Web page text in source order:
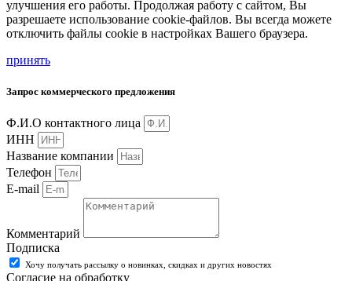
улучшения его работы. Продолжая работу с сайтом, Вы
разрешаете использование cookie-файлов. Вы всегда можете
отключить файлы cookie в настройках Вашего браузера.
принять
Запрос коммерческого предложения
Ф.И.О контактного лица
ИНН
Название компании
Телефон
E-mail
Комментарий
Подписка
Хочу получать рассылку о новинках, скидках и других новостях
Согласие на обработку